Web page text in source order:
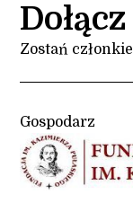
Zostań
Gospodarz